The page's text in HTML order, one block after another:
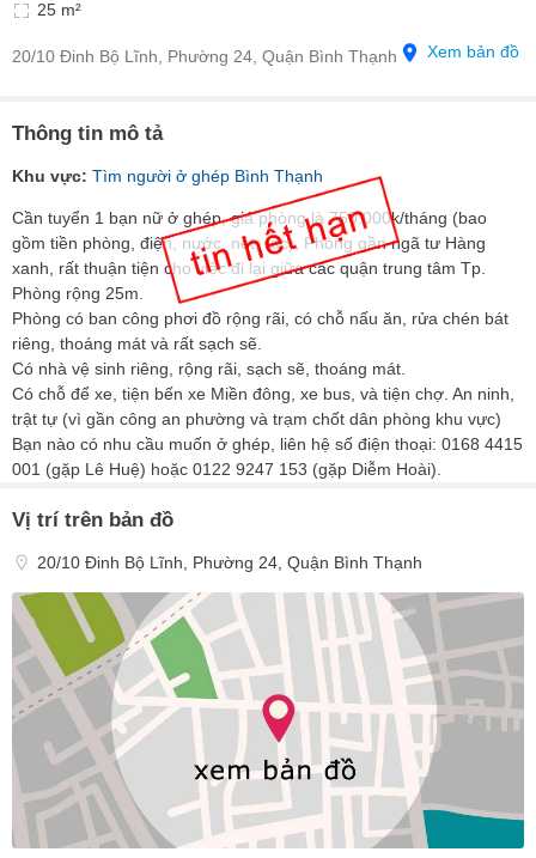
25 m²
20/10 Đinh Bộ Lĩnh, Phường 24, Quận Bình Thạnh Xem bản đồ
Thông tin mô tả
Khu vực: Tìm người ở ghép Bình Thạnh
Cần tuyển 1 bạn nữ ở ghép, giá phòng là 750.000k/tháng (bao
gồm tiền phòng, điện, nước, nét, rác), Phòng gần ngã tư Hàng
xanh, rất thuận tiện cho việc đi lại giữa các quận trung tâm Tp.
Phòng rộng 25m.
Phòng có ban công phơi đồ rộng rãi, có chỗ nấu ăn, rửa chén bát
riêng, thoáng mát và rất sạch sẽ.
Có nhà vệ sinh riêng, rộng rãi, sạch sẽ, thoáng mát.
Có chỗ để xe, tiện bến xe Miền đông, xe bus, và tiện chợ. An ninh,
trật tự (vì gần công an phường và trạm chốt dân phòng khu vực)
Bạn nào có nhu cầu muốn ở ghép, liên hệ số điện thoại: 0168 4415
001 (gặp Lê Huệ) hoặc 0122 9247 153 (gặp Diễm Hoài).
Vị trí trên bản đồ
20/10 Đinh Bộ Lĩnh, Phường 24, Quận Bình Thạnh